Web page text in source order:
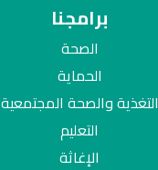
برامجنا
الصحة
الحماية
التغذية والصحة المجتمعية
التعليم
الإغاثة